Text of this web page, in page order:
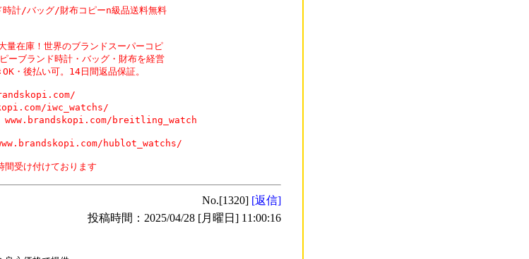
時計/バッグ/財布コピーn級品送料無料
量在庫！世界のブランドスーパーコピ
ーブランド時計・バッグ・財布を経営
・後払い可。14日間返品保証。
iwc_watchs/
: www.brandskopi.com/breitling_watch
:www.brandskopi.com/hublot_watchs/
間受け付けております
No.[1320] [返信]
投稿時間：2025/04/28 [月曜日] 11:00:16